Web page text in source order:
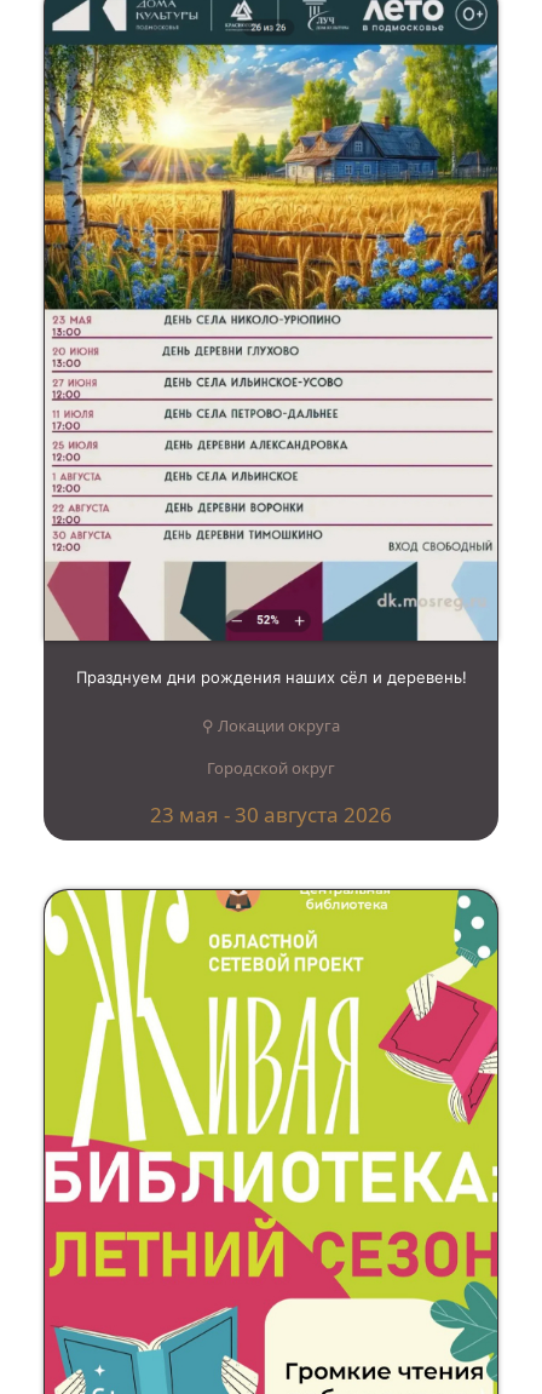
Празднуем дни рождения наших сёл и деревень!
⚲ Локации округа
Городской округ
23 мая - 30 августа 2026